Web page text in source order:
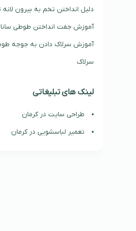
دلیل انداختن تخم به بیرون
آموزش جفت انداختن طوطی
آموزش سرلاک دادن به جوجه
سرلاک
لینک های تبلیغاتی
طراحی سایت در کرمان
تعمیر لباسشویی در کرمان